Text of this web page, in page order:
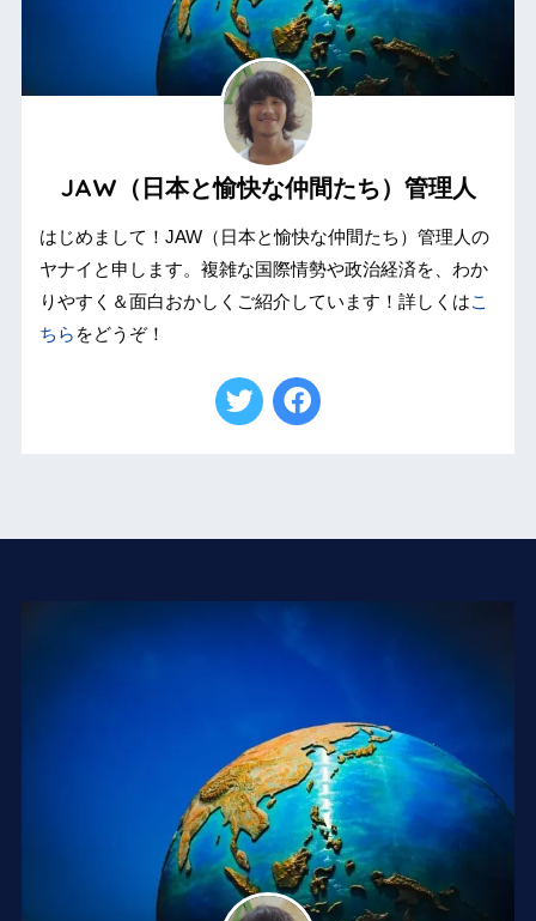
JAW（日本と愉快な仲間たち）管理人
はじめまして！JAW（日本と愉快な仲間たち）管理人の
ヤナイと申します。複雑な国際情勢や政治経済を、わか
りやすく＆面白おかしくご紹介しています！詳しくはこ
ちら をどうぞ！